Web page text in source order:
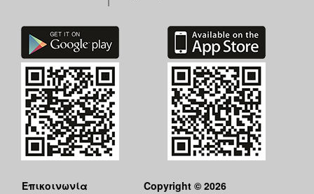
Επικοινωνία Copyright © 2026